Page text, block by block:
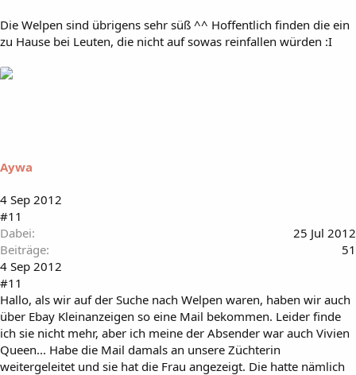
Die Welpen sind übrigens sehr süß ^^ Hoffentlich finden die ein
zu Hause bei Leuten, die nicht auf sowas reinfallen würden :I
Aywa
4 Sep 2012
#11
Dabei
25 Jul 2012
Beiträge
51
4 Sep 2012
#11
Hallo, als wir auf der Suche nach Welpen waren, haben wir auch
über Ebay Kleinanzeigen so eine Mail bekommen. Leider finde
ich sie nicht mehr, aber ich meine der Absender war auch Vivien
Queen... Habe die Mail damals an unsere Züchterin
weitergeleitet und sie hat die Frau angezeigt. Die hatte nämlich